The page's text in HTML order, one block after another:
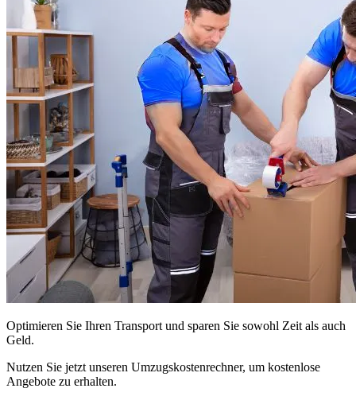
Optimieren Sie Ihren Transport und sparen Sie sowohl Zeit als auch
Geld.
Nutzen Sie jetzt unseren Umzugskostenrechner, um kostenlose
Angebote zu erhalten.